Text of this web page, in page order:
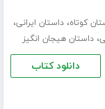
کوتاه،داستان ایرانی،
،داستان هیجان انگیز
دانلود کتاب